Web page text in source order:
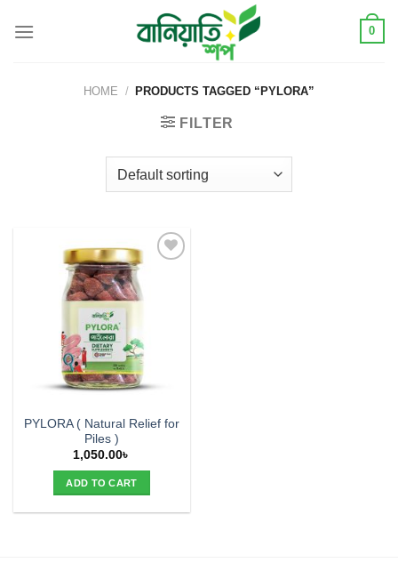
0
HOME / PRODUCTS TAGGED “PYLORA”
FILTER
PYLORA ( Natural Relief for
Piles )
1,050.00৳
ADD TO CART